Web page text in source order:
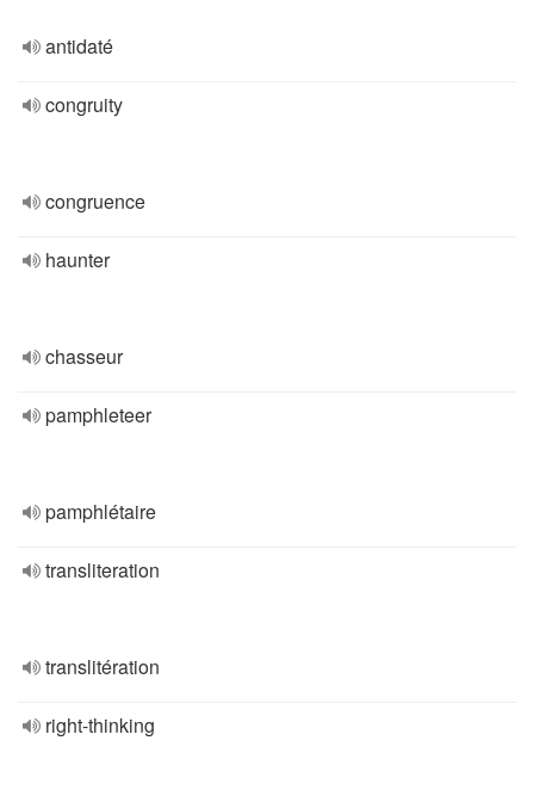
antidaté
congruity
congruence
haunter
chasseur
pamphleteer
pamphlétaire
transliteration
translitération
right-thinking